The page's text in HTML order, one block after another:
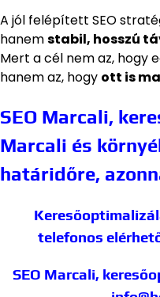
A jól felépített SEO
hanemstabil, hosszú
Mert a cél nem az, hogy
hanem az, hogy ott is
SEO Marcali,
Marcali és
határidőre,
telefonos
SEO Marcali,